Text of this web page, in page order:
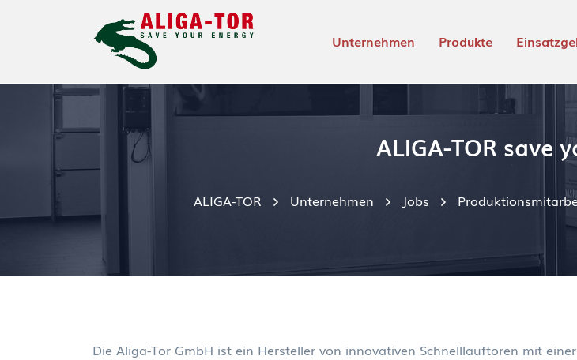
Unternehmen Produkte
ALIGA-TOR save
ALIGA-TOR Unternehmen Jobs
Die Aliga-Tor GmbH ist ein Hersteller von innovativen Schnelllauftoren mit